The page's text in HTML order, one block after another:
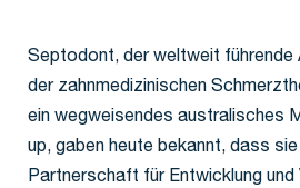
Septodont, der weltweit führende
der zahnmedizinischen
ein wegweisendes australisches
up, gaben heute bekannt, dass
Partnerschaft für Entwicklung und